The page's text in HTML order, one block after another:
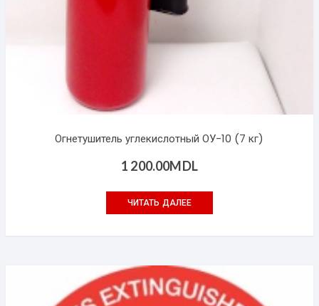
Огнетушитель углекислотный ОУ-10 (7 кг)
1 200.00MDL
ЧИТАТЬ ДАЛЕЕ